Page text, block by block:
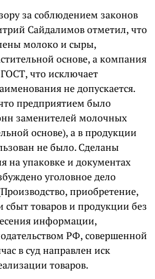
за соблюдением законов
Сайдалимов отметил, что
молоко и сыры,
основе, а компания
что исключает
не допускается.
предприятием было
заменителей молочных
основе), а в продукции
не было. Сделаны
упаковке и документах
уголовное дело
приобретение,
сбыт товаров и продукции без
информации,
РФ, совершенной
в суд направлен иск
товаров.